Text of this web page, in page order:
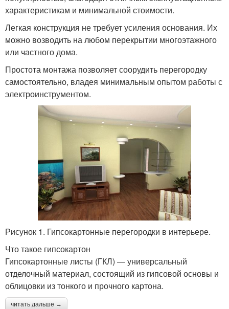
характеристикам и минимальной стоимости.
Легкая конструкция не требует усиления основания. Их
можно возводить на любом перекрытии многоэтажного
или частного дома.
Простота монтажа позволяет соорудить перегородку
самостоятельно, владея минимальным опытом работы с
электроинструментом.
Рисунок 1. Гипсокартонные перегородки в интерьере.
Что такое гипсокартон
Гипсокартонные листы (ГКЛ) — универсальный
отделочный материал, состоящий из гипсовой основы и
облицовки из тонкого и прочного картона.
читать дальше →